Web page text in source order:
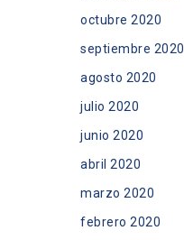
octubre 2020
septiembre 2020
agosto 2020
julio 2020
junio 2020
abril 2020
marzo 2020
febrero 2020